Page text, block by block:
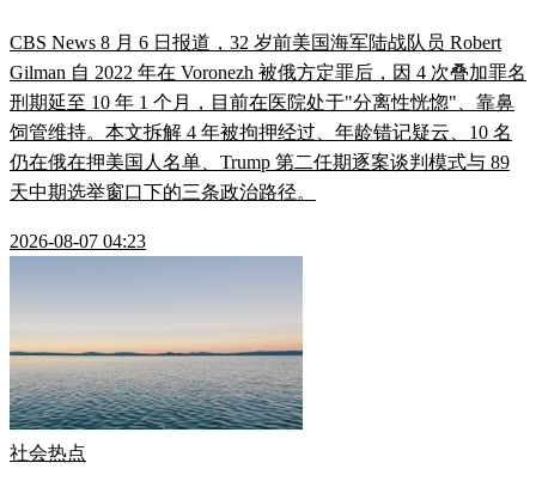
CBS News 8 月 6 日报道，32 岁前美国海军陆战队员 Robert
Gilman 自 2022 年在 Voronezh 被俄方定罪后，因 4 次叠加罪名
刑期延至 10 年 1 个月，目前在医院处于"分离性恍惚"、靠鼻
饲管维持。本文拆解 4 年被拘押经过、年龄错记疑云、10 名
仍在俄在押美国人名单、Trump 第二任期逐案谈判模式与 89
天中期选举窗口下的三条政治路径。
2026-08-07 04:23
社会热点